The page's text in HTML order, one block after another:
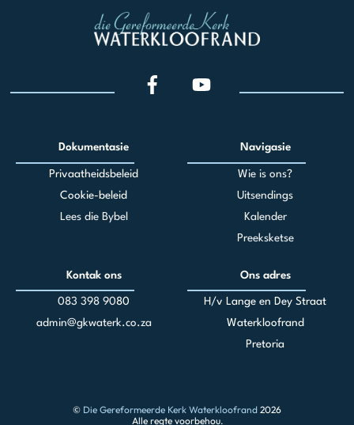
Dokumentasie
Privaatheidsbeleid
Cookie-beleid
Lees die Bybel
Navigasie
Wie is ons?
Uitsendings
Kalender
Preeksketse
Kontak ons
083 398 9080
admin@gkwaterk.co.za
Ons adres
H/v Lange en Dey Straat
Waterkloofrand
Pretoria
© Die Gereformeerde Kerk Waterkloofrand 2026
Alle regte voorbehou.